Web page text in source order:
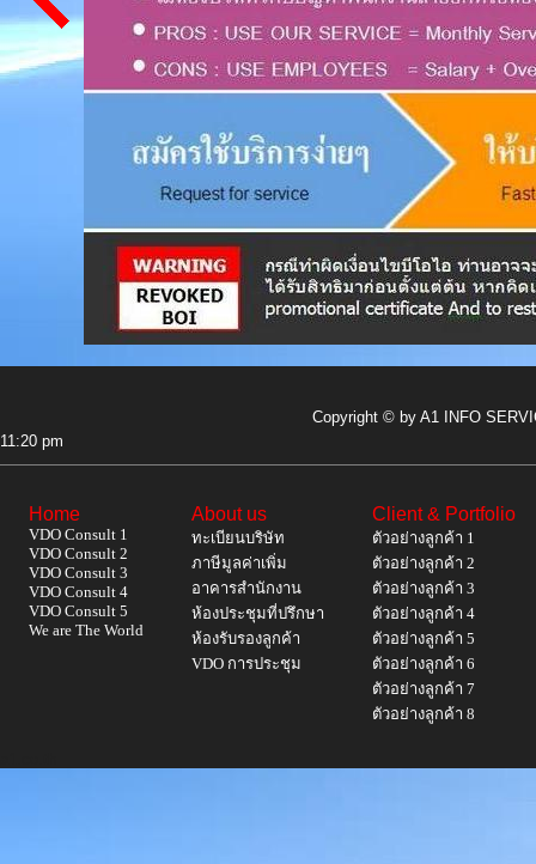
Copyright © by A1 INFO
11:20 pm
Home
VDO Consult 1
VDO Consult 2
VDO Consult 3
VDO Consult 4
VDO Consult 5
We are The World
About us
ทะเบียนบริษัท
ภาษีมูลค่าเพิ่ม
อาคารสำนักงาน
ห้องประชุมที่ปรึกษา
ห้องรับรองลูกค้า
VDO การประชุม
Client & Portfolio
ตัวอย่างลูกค้า 1
ตัวอย่างลูกค้า 2
ตัวอย่างลูกค้า 3
ตัวอย่างลูกค้า 4
ตัวอย่างลูกค้า 5
ตัวอย่างลูกค้า 6
ตัวอย่างลูกค้า 7
ตัวอย่างลูกค้า 8